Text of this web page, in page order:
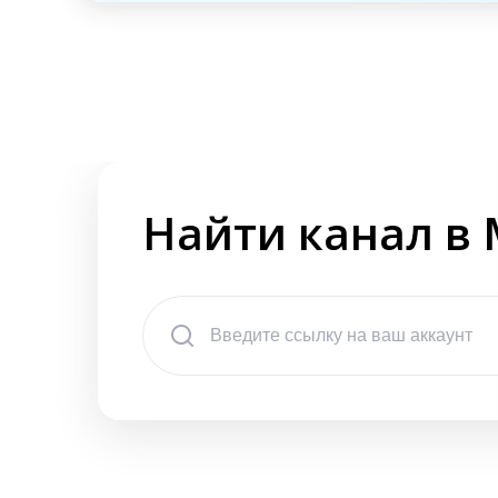
Найти канал в